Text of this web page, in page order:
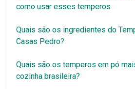
como usar esses temperos
Quais são os ingredientes do
Casas Pedro?
Quais são os temperos em pó
cozinha brasileira?